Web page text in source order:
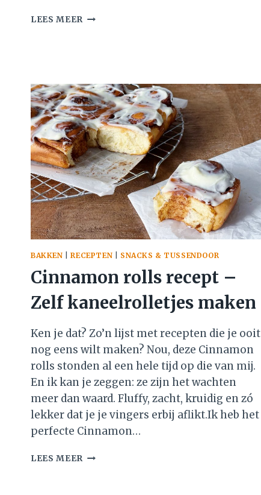
LEES MEER OLIEBOLLEN
DIT
IS
HET
VERSCHIL
(GETEST)
BAKKEN |RECEPTEN SNACKS & TUSSENDOOR
Cinnamon rolls recept –
Zelf kaneelrolletjes maken
Ken je dat? Zo’n lijst met recepten die je ooit
nog eens wilt maken? Nou, deze Cinnamon
rolls stonden al een hele tijd op die van mij.
En ik kan je zeggen: ze zijn het wachten
meer dan waard. Fluffy, zacht, kruidig en zó
lekker dat je je vingers erbij aflikt.Ik heb het
perfecte Cinnamon…
LEES MEER CINNAMON